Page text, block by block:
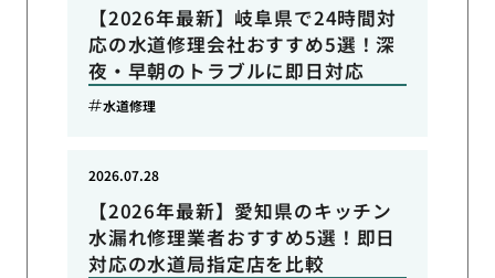
【2026年最新】岐阜県で24時間対
応の水道修理会社おすすめ5選！深
夜・早朝のトラブルに即日対応
水道修理
【2026年最新】愛知県のキッチン
水漏れ修理業者おすすめ5選！即日
対応の水道局指定店を比較
2026.07.28